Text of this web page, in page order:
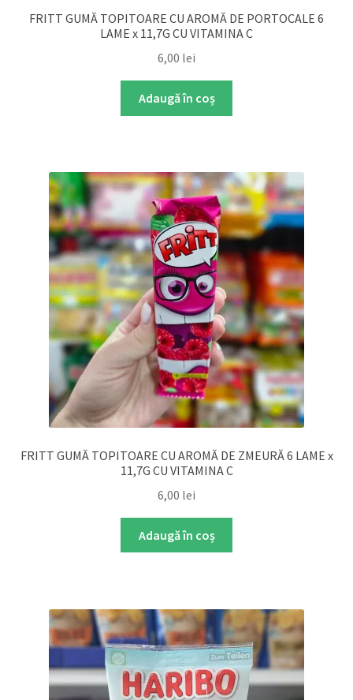
FRITT GUMĂ TOPITOARE CU AROMĂ DE PORTOCALE 6
LAME x 11,7G CU VITAMINA C
6,00 lei
Adaugă în coș
FRITT GUMĂ TOPITOARE CU AROMĂ DE ZMEURĂ 6 LAME x
11,7G CU VITAMINA C
6,00 lei
Adaugă în coș